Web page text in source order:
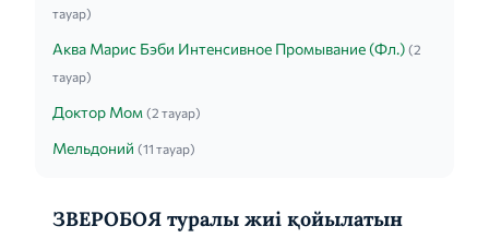
тауар)
Аква Марис Бэби Интенсивное Промывание (Фл.) (2
тауар)
Доктор Мом (2 тауар)
Мельдоний (11 тауар)
ЗВЕРОБОЯ туралы жиі қойылатын